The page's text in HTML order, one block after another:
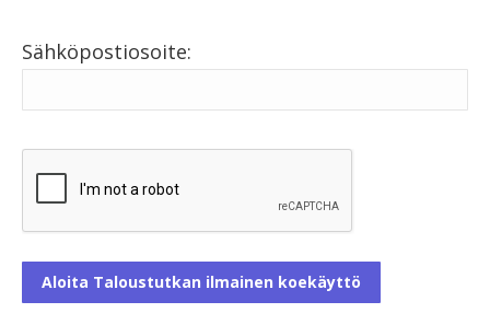
Sähköpostiosoite: